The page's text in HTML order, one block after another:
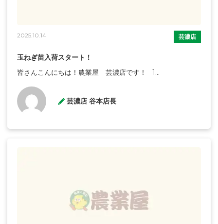
2025.10.14 芸濃店
玉ねぎ苗入荷スタート！
皆さんこんにちは！農業屋 芸濃店です！ 1...
芸濃店 谷本店長